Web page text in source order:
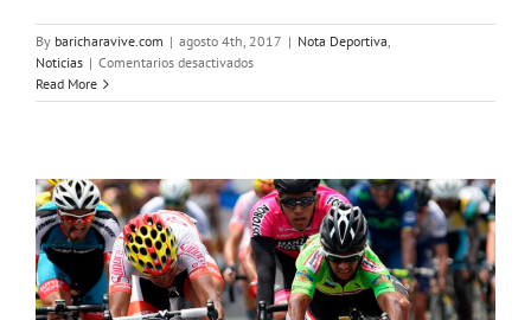
By baricharavive.com | agosto 4th, 2017 | Nota Deportiva
Noticias | Comentarios desactivadosen
etapa
en
Bicicleta
llega
Barichara
Read More